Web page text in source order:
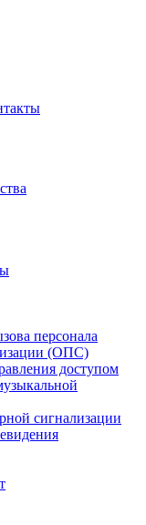
персонала
(ОПС)
доступом
сигнализации